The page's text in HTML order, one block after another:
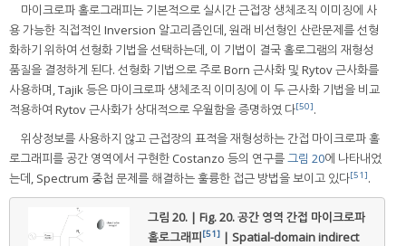
마이크로파 홀로그래피는 기본적으로 실시간 근접장 생체조직 이미징에 사
용 가능한 직접적인 Inversion 알고리즘인데, 원래 비선형인 산란문제를 선형
화하기 위하여 선형화 기법을 선택하는데, 이 기법이 결국 홀로그램의 재형성
품질을 결정하게 된다. 선형화 기법으로 주로 Born 근사화 및 Rytov 근사화를
사용하며, Tajik 등은 마이크로파 생체조직 이미징에 이 두 근사화 기법을 비교
적용하여 Rytov 근사화가 상대적으로 우월함을 증명하였 다[50].
위상정보를 사용하지 않고 근접장의 표적을 재형성하는 간접 마이크로파 홀
로그래피를 공간 영역에서 구현한 Costanzo 등의 연구를그림 20에 나타내었
는데, Spectrum 중첩 문제를 해결하는 훌륭한 접근 방법을 보이고 있다[51].
그림 20. | Fig. 20.공간 영역 간접 마이크로파
홀로그래피[51]| Spatial-domain indirect